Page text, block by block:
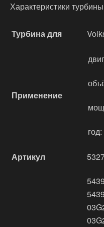
Характеристики
Турбина для
Применение
год:
Артикул